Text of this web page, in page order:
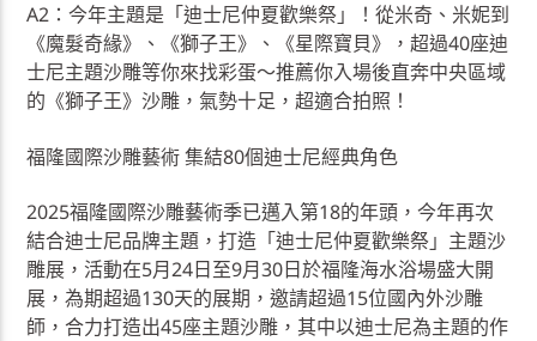
A2：今年主題是「迪士尼仲夏歡樂祭」！從米奇、米妮到
《魔髮奇緣》、《獅子王》、《星際寶貝》，超過40座迪
士尼主題沙雕等你來找彩蛋～推薦你入場後直奔中央區域
的《獅子王》沙雕，氣勢十足，超適合拍照！
福隆國際沙雕藝術 集結80個迪士尼經典角色
2025福隆國際沙雕藝術季已邁入第18的年頭，今年再次
結合迪士尼品牌主題，打造「迪士尼仲夏歡樂祭」主題沙
雕展，活動在5月24日至9月30日於福隆海水浴場盛大開
展，為期超過130天的展期，邀請超過15位國內外沙雕
師，合力打造出45座主題沙雕，其中以迪士尼為主題的作